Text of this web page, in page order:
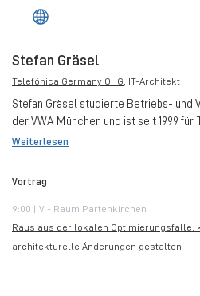
Stefan Gräsel
Telefónica Germany OHG, IT-Architekt
Stefan Gräsel studierte Betriebs- und
der VWA München und ist seit 1999 für
Weiterlesen
Vortrag
9:00 | V - Raum Partenkirchen
Raus aus der lokalen Optimierungsfalle:
architekturelle Änderungen gestalten